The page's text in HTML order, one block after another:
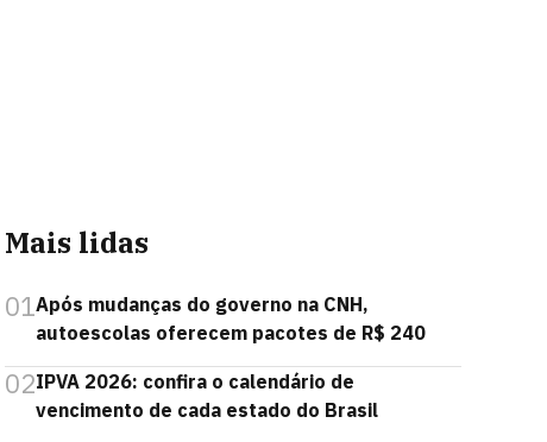
Mais lidas
01Após mudanças do governo na CNH,
autoescolas oferecem pacotes de R$ 240
02IPVA 2026: confira o calendário de
vencimento de cada estado do Brasil